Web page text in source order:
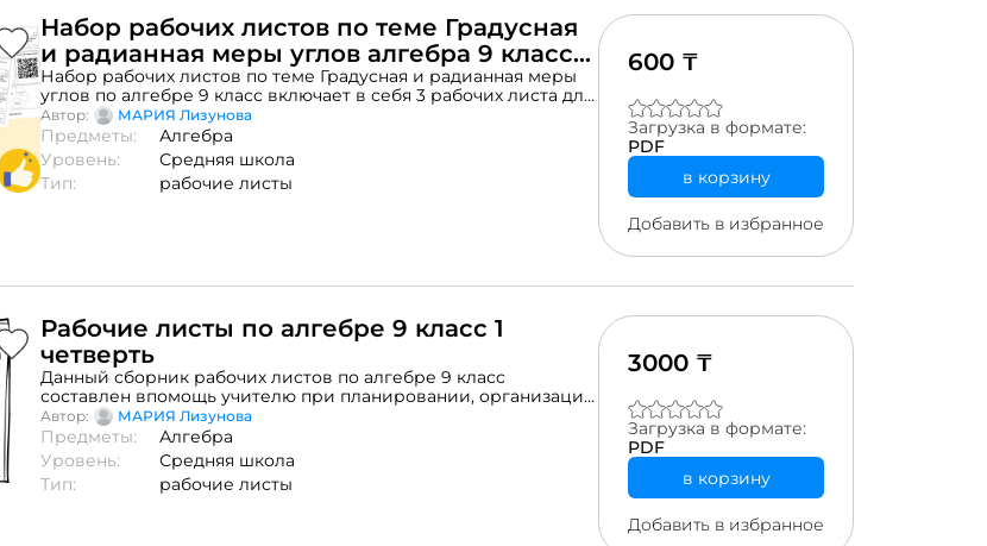
Набор рабочих листов по теме Градусная
и радианная меры углов алгебра 9 класс
Лизунова М.Н.
Набор рабочих листов по теме Градусная и радианная меры
углов по алгебре 9 класс включает в себя 3 рабочих листа для
достижения следующих целей обучения: 9.1.1.1 усвоить
понятие радианной меры угла; 9.1.2.1 переводить градусы в
радианы и радианы в градусы; 9.1.1.2 отмечать числа на
единичной окружности.
Автор: МАРИЯ Лизунова
Предметы:
Алгебра
Уровень:
Средняя школа
Тип:
рабочие листы
600 ₸
Загрузка в формате:
PDF
в корзину
Добавить в избранное
Рабочие листы по алгебре 9 класс 1
четверть
Данный сборник рабочих листов по алгебре 9 класс
составлен впомощь учителю при планировании, организации
и проведенииуроков алгебры в 1 четверти. Сборник
подготовлен на основегосударственного стандарта
образования и учебной программы.Сборник содержит 22
рабочих листа: 11 рабочих листов по теме"Нелинейные
уравнения с двумя переменными и их системы", 2 -
Автор: МАРИЯ Лизунова
Предметы:
Алгебра
Уровень:
Средняя школа
Тип:
рабочие листы
3000 ₸
Загрузка в формате:
PDF
в корзину
Добавить в избранное